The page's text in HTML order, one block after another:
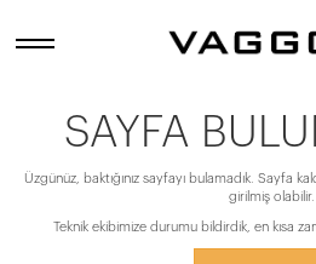
SAYFA
Üzgünüz, baktığınız sayfayı bulamadık. Sayfa
girilmiş olabilir.
Teknik ekibimize durumu bildirdik, en kısa